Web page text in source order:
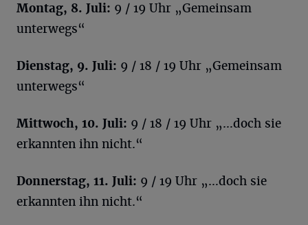
Montag, 8. Juli: 9 / 19 Uhr „Gemeinsam
unterwegs“
Dienstag, 9. Juli: 9 / 18 / 19 Uhr „Gemeinsam
unterwegs“
Mittwoch, 10. Juli: 9 / 18 / 19 Uhr „…doch sie
erkannten ihn nicht.“
Donnerstag, 11. Juli: 9 / 19 Uhr „…doch sie
erkannten ihn nicht.“